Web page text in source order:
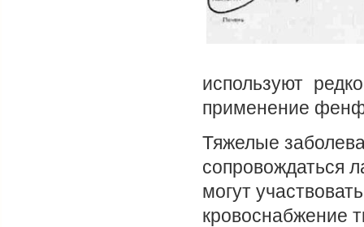
используют
применение
Тяжелые
сопровождаться
могут
кровоснабжение